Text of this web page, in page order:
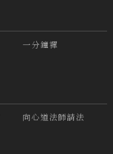
一分鐘禪
向心道法師請法